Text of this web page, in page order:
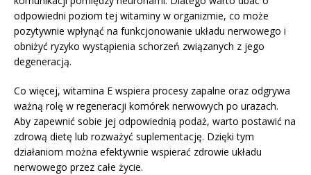
odpowiedni poziom tej witaminy w organizmie, co może
pozytywnie wpłynąć na funkcjonowanie układu nerwowego i
obniżyć ryzyko wystąpienia schorzeń związanych z jego
degeneracją.
Co więcej, witamina E wspiera procesy zapalne oraz odgrywa
ważną rolę w regeneracji komórek nerwowych po urazach.
Aby zapewnić sobie jej odpowiednią podaż, warto postawić na
zdrową dietę lub rozważyć suplementację. Dzięki tym
działaniom można efektywnie wspierać zdrowie układu
nerwowego przez całe życie.